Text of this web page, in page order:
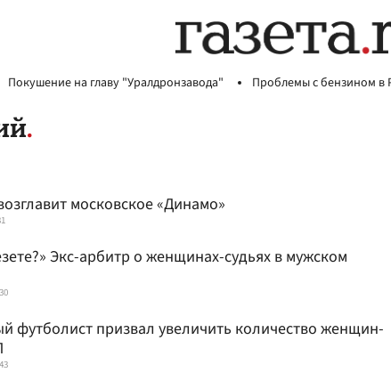
Покушение на главу "Уралдронзавода" Проблемы с бензином в
московское «Динамо»
Экс-арбитр о женщинах-судьях в мужском
футболист призвал увеличить количество женщин-